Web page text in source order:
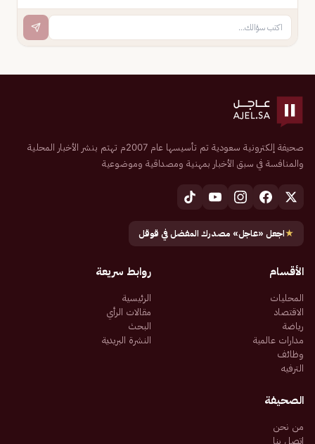
صحيفة إلكترونية سعودية تم تأسيسها عام 2007م تهتم بنشر الأخبار المحلية
والمنافسة في سبق الأخبار بمهنية ومصداقية وموضوعية
★اجعل «عاجل» مصدرك المفضل في قوقل
الأقسام
المحليات
الاقتصاد
رياضة
مدارات عالمية
وظائف
الترفيه
روابط سريعة
الرئيسية
مقالات الرأي
البحث
النشرة البريدية
الصحيفة
من نحن
اتصل بنا